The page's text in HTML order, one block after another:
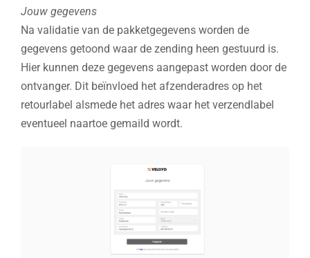
Jouw gegevens
Na validatie van de pakketgegevens worden de
gegevens getoond waar de zending heen gestuurd is.
Hier kunnen deze gegevens aangepast worden door de
ontvanger. Dit beïnvloed het afzenderadres op het
retourlabel alsmede het adres waar het verzendlabel
eventueel naartoe gemaild wordt.